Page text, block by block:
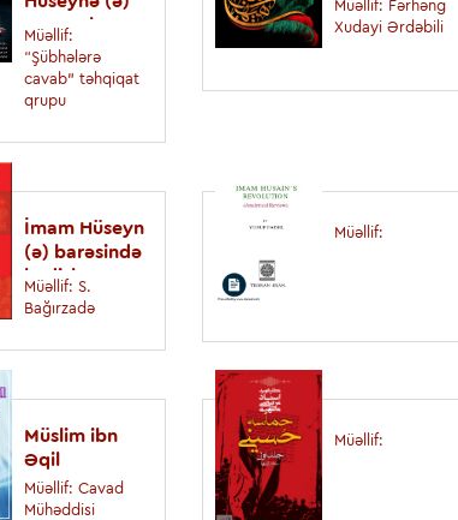
əza saxlamaq
bidətdirmi?
Müəllif:
“Şübhələrə
cavab” təhqiqat
qrupu
Müəllif: Fərhəng
Xudayi Ərdəbili
İmam Hüseyn
(ə) barəsində
hədislər
Müəllif: S.
Bağırzadə
Müəllif:
Müslim ibn
Əqil
Müəllif: Cavad
Mühəddisi
Müəllif: